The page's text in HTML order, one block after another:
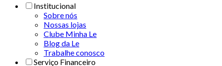
Institucional
Sobre nós
Nossas lojas
Clube Minha Le
Blog da Le
Trabalhe conosco
Serviço Financeiro